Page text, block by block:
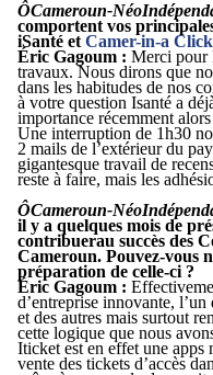
ÔCameroun-N
comportent vos
iSanté et Camer-in-a Click
Éric Gagoum : Merci pour
travaux. Nous dirons que
dans les habitudes de nos
à votre question Isanté a
importance récemment
Une interruption de 1h30
2 mails de l’extérieur du
gigantesque travail de
reste à faire, mais les
ÔCameroun-N
il y a quelques mois de
contribuerau succès des
Cameroun. Pouvez-vous
préparation de celle-ci ?
Éric Gagoum :
d’entreprise innovante,
et des autres mais surtout
cette logique que nous
Iticket est en effet une apps
vente des tickets d’accès